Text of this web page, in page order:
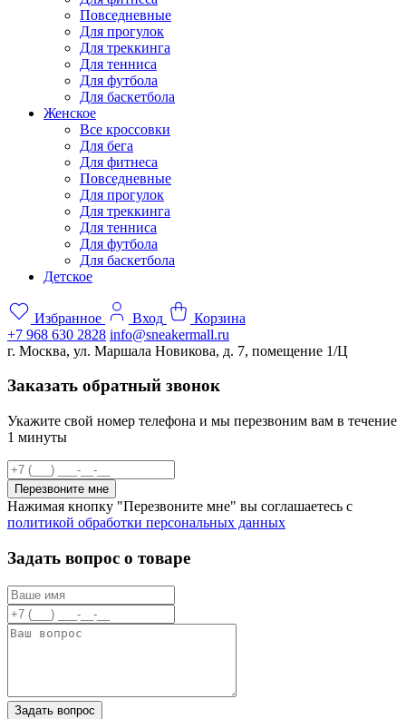
Повседневные
Для прогулок
Для треккинга
Для тенниса
Для футбола
Для баскетбола
Женское
Все кроссовки
Для бега
Для фитнеса
Повседневные
Для прогулок
Для треккинга
Для тенниса
Для футбола
Для баскетбола
Детское
Избранное Вход
Корзина
+7 968 630 2828 info@sneakermall.ru
г. Москва, ул. Маршала Новикова, д. 7, помещение 1/Ц
Заказать обратный звонок
Укажите свой номер телефона и мы перезвоним вам в течение
1 минуты
Перезвоните мне
Нажимая кнопку "Перезвоните мне" вы соглашаетесь с
политикой обработки персональных данных
Задать вопрос о товаре
Задать вопрос